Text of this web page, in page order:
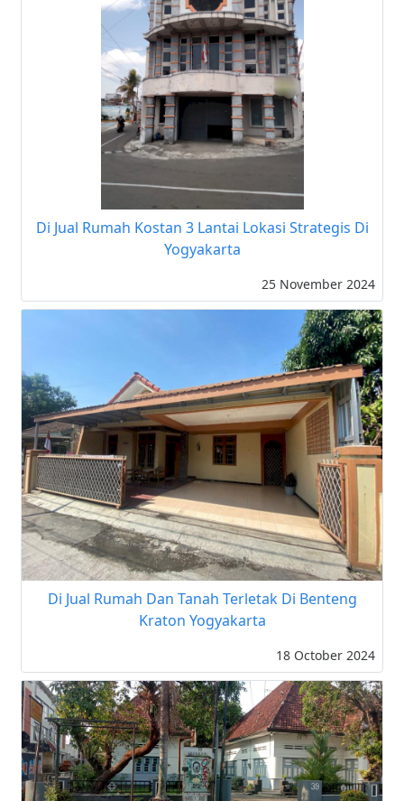
Di Jual Rumah Kostan 3 Lantai Lokasi Strategis Di
Yogyakarta
25 November 2024
Di Jual Rumah Dan Tanah Terletak Di Benteng
Kraton Yogyakarta
18 October 2024